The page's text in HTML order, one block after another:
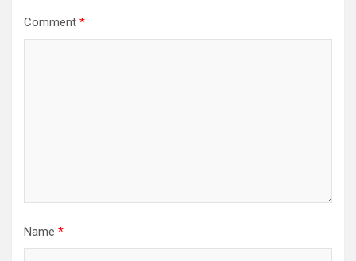
Comment *
Name *